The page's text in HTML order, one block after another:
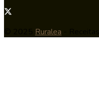
Ruralea